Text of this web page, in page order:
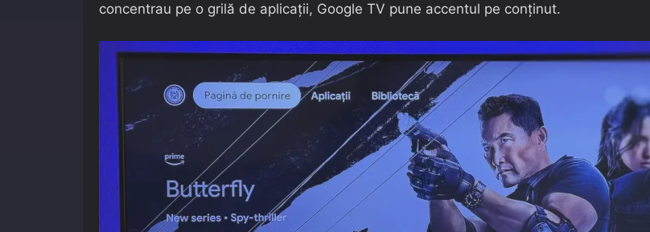
concentrau pe o grilă de aplicații, Google TV pune accentul pe conținut.